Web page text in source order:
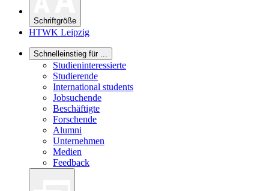
Schriftgröße
HTWK Leipzig
Schnelleinstieg für ...
Studieninteressierte
Studierende
International students
Jobsuchende
Beschäftigte
Forschende
Alumni
Unternehmen
Medien
Feedback